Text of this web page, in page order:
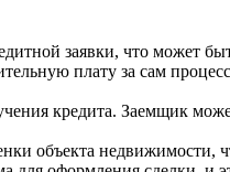
заявки, что может
плату за сам
кредита. Заемщик
объекта недвижимости,